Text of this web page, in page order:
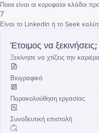
Ποιοι είναι οι κορυφαίοι κλάδοι
7
Είναι το LinkedIn ή το Seek
Έτοιμος να ξεκινήσεις;
Ξεκίνησε να χτίζεις την
Βιογραφικό
Παρακολούθηση εργασίας
Συνοδευτική επιστολή